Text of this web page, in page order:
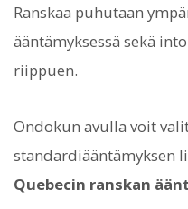
Ranskaa puhutaan
ääntämyksessä sekä
riippuen.
Ondokun avulla voit
standardiääntämyksen
Quebecin ranskan